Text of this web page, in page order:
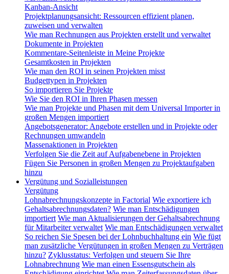
Kanban-Ansicht
Projektplanungsansicht: Ressourcen effizient planen,
zuweisen und verwalten
Wie man Rechnungen aus Projekten erstellt und verwaltet
Dokumente in Projekten
Kommentare-Seitenleiste in Meine Projekte
Gesamtkosten in Projekten
Wie man den ROI in seinen Projekten misst
Budgettypen in Projekten
So importieren Sie Projekte
Wie Sie den ROI in Ihren Phasen messen
Wie man Projekte und Phasen mit dem Universal Importer in
großen Mengen importiert
Angebotsgenerator: Angebote erstellen und in Projekte oder
Rechnungen umwandeln
Massenaktionen in Projekten
Verfolgen Sie die Zeit auf Aufgabenebene in Projekten
Fügen Sie Personen in großen Mengen zu Projektaufgaben
hinzu
Vergütung und Sozialleistungen
Vergütung
Lohnabrechnungskonzepte in Factorial Wie exportiere ich
Gehaltsabrechnungsdaten? Wie man Entschädigungen
importiert Wie man Aktualisierungen der Gehaltsabrechnung
für Mitarbeiter verwaltet Wie man Entschädigungen verwaltet
So reichen Sie Spesen bei der Lohnbuchhaltung ein Wie fügt
man zusätzliche Vergütungen in großen Mengen zu Verträgen
hinzu? Zyklusstatus: Verfolgen und steuern Sie Ihre
Lohnabrechnung Wie man einen Essensgutschein als